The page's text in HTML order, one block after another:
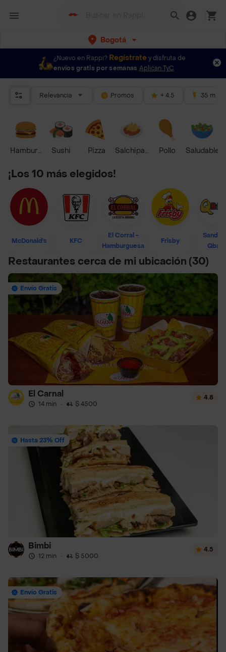
Bogotá
¿Nuevo en Rappi? Regístrate y disfruta de
envíos gratis por semanas Aplican TyC
Relevancia Promos + 4.5 35 mins
HamburguesaSushi Pizza Salchipapas Pollo Saludable
¡Los 10 más elegidos!
McDonald's KFC
El Corral -
Hamburguesa
Frisby
Restaurantes cerca de mi ubicación (30)
Envío Gratis
El Carnal
14 min · $ 4500
4.8
Hasta 23% Off
Bimbi
12 min · $ 5000
4.5
Envío Gratis